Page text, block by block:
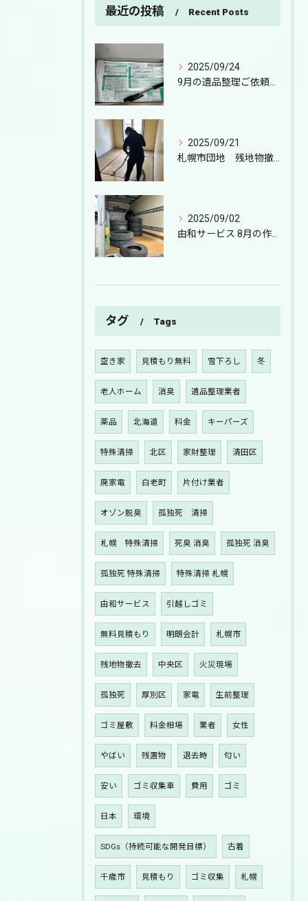
最近の投稿 Recent Posts
2025/09/24
2025/09/21
2025/09/02
タグ Tags
空き家 見積もり無料 雪下ろし 冬
老人ホーム 消臭 遺品整理業者
薬品 北海道 料金 キーパーズ
特殊清掃 北区 家財整理 清田区
廃家電 白老町 片付け業者
オゾン脱臭 孤独死 清掃
札幌 特殊清掃 死臭 消臭 孤独死 消臭
孤独死 特殊清掃 特殊清掃 札幌
由和サービス 引越しゴミ
無料見積もり 明朗会計 札幌市
残地物撤去 中央区 火災現場
孤独死 厚別区 家電 生前整理
ゴミ屋敷 料金相場 業者 女性
やばい 残置物 退去時 匂い
安い ゴミ収集車 費用 ゴミ
日本 環境
SDGs（持続可能な開発目標） 古着
千歳市 見積もり ゴミ収集 札幌